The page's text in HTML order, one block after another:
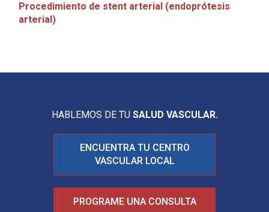
Procedimiento de stent arterial (endoprótesis
arterial)
HABLEMOS DE TU SALUD VASCULAR.
ENCUENTRA TU CENTRO
VASCULAR LOCAL
PROGRAME UNA CONSULTA